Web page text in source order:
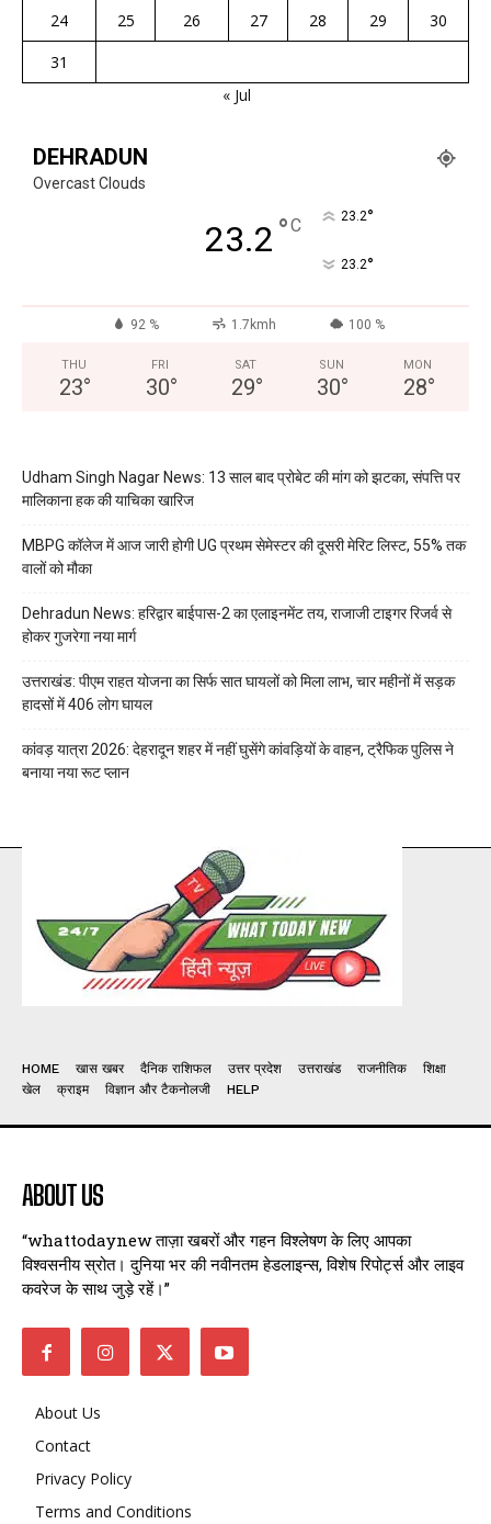
24 25 26 27 28 29
30
31
« Jul
DEHRADUN
Overcast Clouds
23.2 °C 23.2°
23.2°
92 % 1.7kmh 100 %
THU
23°
FRI
30°
SAT
29°
SUN
30°
MON
28°
Udham Singh Nagar News: 13 साल बाद प्रोबेट की मांग को झटका, संपत्ति पर
मालिकाना हक की याचिका खारिज
MBPG कॉलेज में आज जारी होगी UG प्रथम सेमेस्टर की दूसरी मेरिट लिस्ट, 55% तक
वालों को मौका
Dehradun News: हरिद्वार बाईपास-2 का एलाइनमेंट तय, राजाजी टाइगर रिजर्व से
होकर गुजरेगा नया मार्ग
उत्तराखंड: पीएम राहत योजना का सिर्फ सात घायलों को मिला लाभ, चार महीनों में सड़क
हादसों में 406 लोग घायल
कांवड़ यात्रा 2026: देहरादून शहर में नहीं घुसेंगे कांवड़ियों के वाहन, ट्रैफिक पुलिस ने
बनाया नया रूट प्लान
HOME खास खबर दैनिक राशिफल उत्तर प्रदेश उत्तराखंड राजनीतिक
शिक्षा
खेल
क्राइम विज्ञान और टैकनोलजी HELP
ABOUT US
“whattodaynew ताज़ा खबरों और गहन विश्लेषण के लिए आपका
विश्वसनीय स्रोत। दुनिया भर की नवीनतम हेडलाइन्स, विशेष रिपोर्ट्स और लाइव
कवरेज के साथ जुड़े रहें।”
About Us
Contact
Privacy Policy
Terms and Conditions